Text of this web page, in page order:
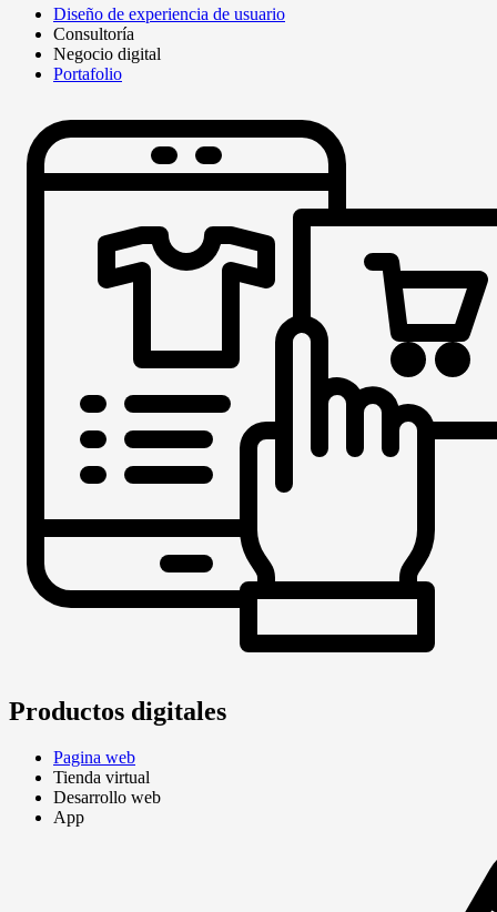
Diseño de experiencia de usuario
Consultoría
Negocio digital
Portafolio
Productos digitales
Pagina web
Tienda virtual
Desarrollo web
App